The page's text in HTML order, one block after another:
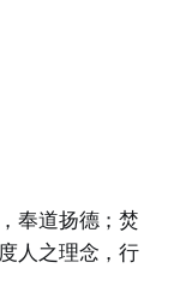
奉道扬德；焚
人之理念，行